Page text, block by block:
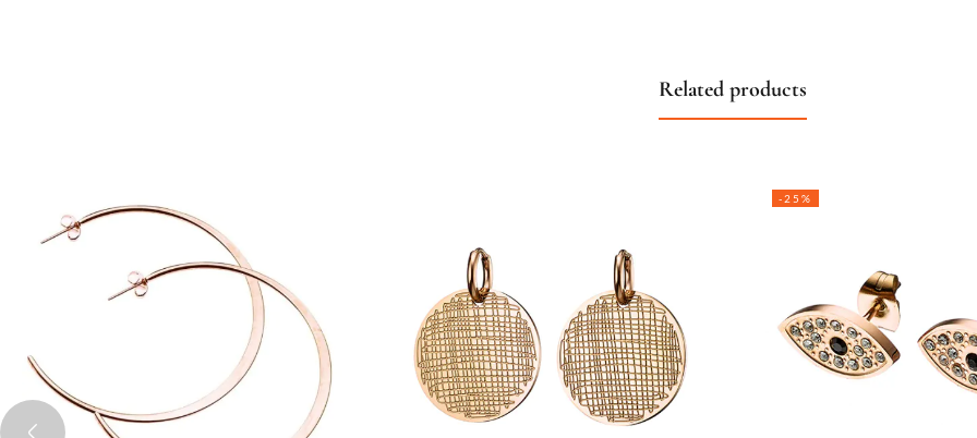
Related products
-25%